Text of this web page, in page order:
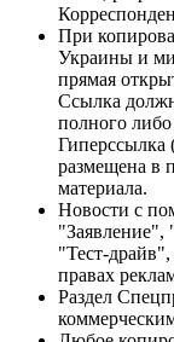
При
Украины и
прямая
Ссылка
полного либо
Гиперссылка
размещена в
материала.
Новости с
"Тест-
правах
Раздел